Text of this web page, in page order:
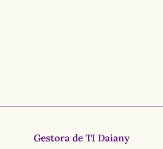
Gestora de TI Daiany